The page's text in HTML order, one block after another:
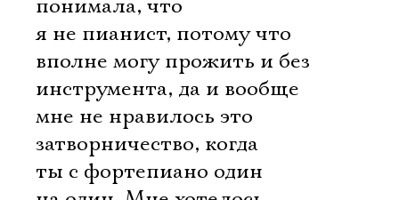
понимала, что
я не пианист, потому что
вполне могу прожить и без
инструмента, да и вообще
мне не нравилось это
затворничество, когда
ты с фортепиано один